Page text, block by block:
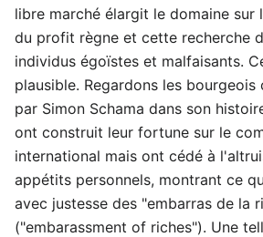
libre marché élargit le domaine sur
du profit règne et cette recherche
individus égoïstes et malfaisants.
plausible. Regardons les
par Simon Schama dans son
ont construit leur fortune sur le
international mais ont cédé à
appétits personnels, montrant ce
avec justesse des "embarras de la
("embarassment of riches"). Une